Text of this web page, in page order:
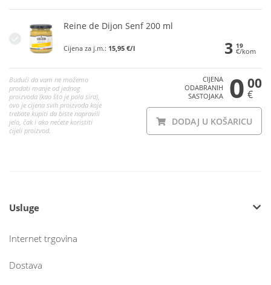
Reine de Dijon Senf 200 ml
Cijena za j.m.: 15,95 €/l 3 19
€/kom
Budući da vam ne možemo
prodati manje od jednog
proizvoda (kao što je pola sira),
ovo je cijena svih proizvoda koje
trebate kupiti da biste napravili
jelo, čak i ako nećete koristiti
cijeli proizvod.
CIJENA
ODABRANIH
SASTOJAKA
0 00
€
DODAJ U KOŠARICU
Usluge
Internet trgovina
Dostava